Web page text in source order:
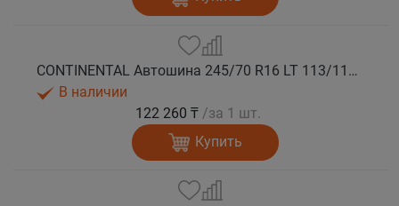
CONTINENTAL Автошина 245/70 R16 LT 113/110T LRD FR CrossContact ATR 8PR лето
В наличии
122 260 ₸ /за 1 шт.
Купить